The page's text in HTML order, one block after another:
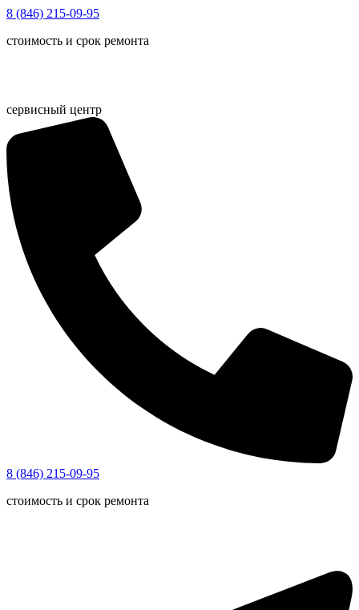
Перейти
содержимому
8 (846) 215-09-95
стоимость и срок ремонта
сервисный центр
8 (846) 215-09-95
стоимость и срок ремонта